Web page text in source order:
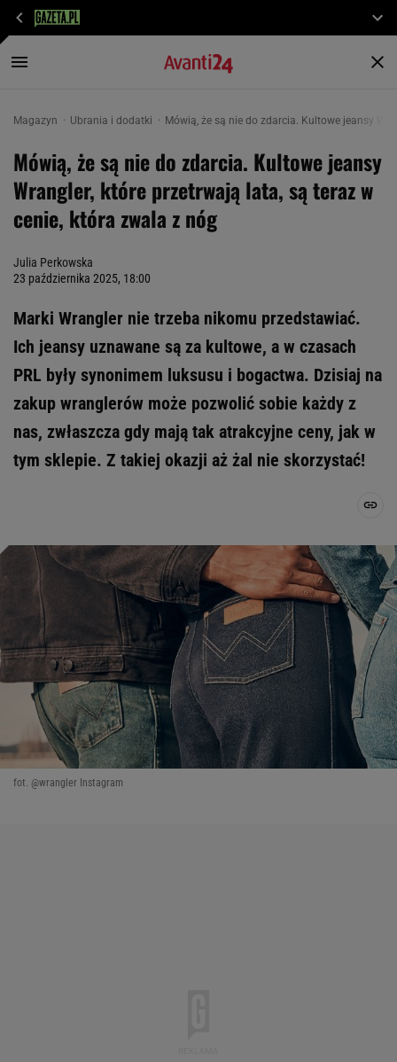
Magazyn Ubrania i dodatki Mówią, że są nie do zdarcia. Kultowe jeansy
Mówią, że są nie do zdarcia. Kultowe jeansy
Wrangler, które przetrwają lata, są teraz w
cenie, która zwala z nóg
Julia Perkowska
23 października 2025, 18:00
Marki Wrangler nie trzeba nikomu przedstawiać.
Ich jeansy uznawane są za kultowe, a w czasach
PRL były synonimem luksusu i bogactwa. Dzisiaj na
zakup wranglerów może pozwolić sobie każdy z
nas, zwłaszcza gdy mają tak atrakcyjne ceny, jak w
tym sklepie. Z takiej okazji aż żal nie skorzystać!
fot. @wrangler Instagram